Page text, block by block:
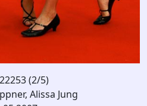
(2/5)
Alissa Jung